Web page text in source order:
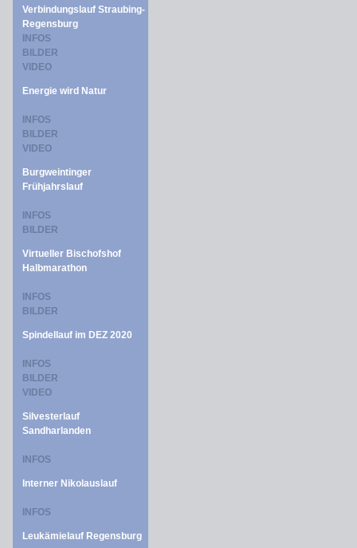
Verbindungslauf Straubing-
Regensburg
INFOS
BILDER
VIDEO
Energie wird Natur
INFOS
BILDER
VIDEO
Burgweintinger
Frühjahrslauf
INFOS
BILDER
Virtueller Bischofshof
Halbmarathon
INFOS
BILDER
Spindellauf im DEZ 2020
INFOS
BILDER
VIDEO
Silvesterlauf
Sandharlanden
INFOS
Interner Nikolauslauf
INFOS
Leukämielauf Regensburg